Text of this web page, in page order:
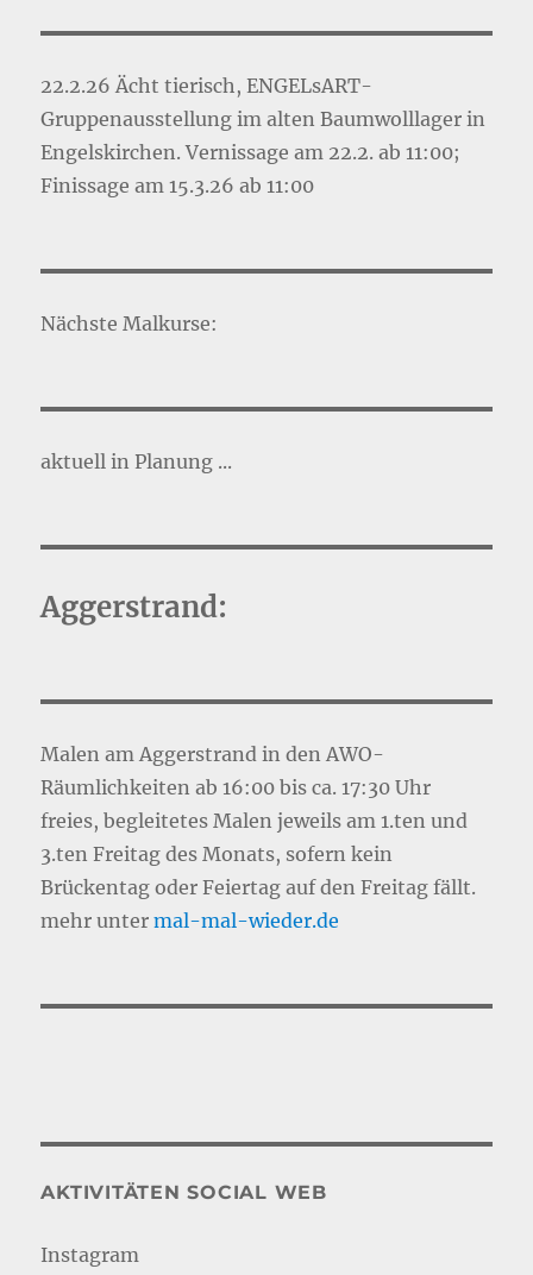
22.2.26 Ächt tierisch, ENGELsART-
Gruppenausstellung im alten Baumwolllager in
Engelskirchen. Vernissage am 22.2. ab 11:00;
Finissage am 15.3.26 ab 11:00
Nächste Malkurse:
aktuell in Planung ...
Aggerstrand:
Malen am Aggerstrand in den AWO-
Räumlichkeiten ab 16:00 bis ca. 17:30 Uhr
freies, begleitetes Malen jeweils am 1.ten und
3.ten Freitag des Monats, sofern kein
Brückentag oder Feiertag auf den Freitag fällt.
mehr untermal-mal-wieder.de
AKTIVITÄTEN SOCIAL WEB
Instagram